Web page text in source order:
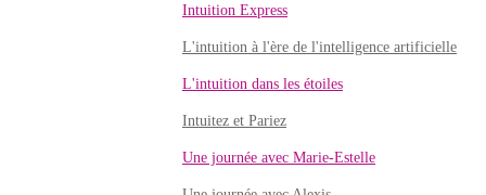
Intuition Express
L'intuition à l'ère de l'intelligence artificielle
L'intuition dans les étoiles
Intuitez et Pariez
Une journée avec Marie-Estelle